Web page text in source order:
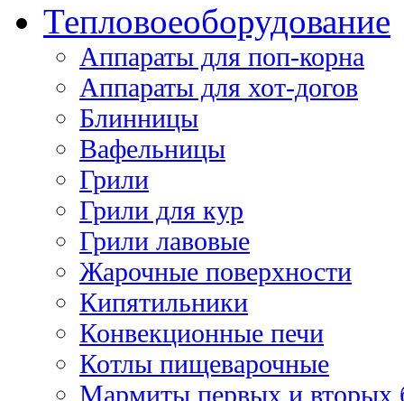
Тепловоеоборудование
Аппараты для поп-корна
Аппараты для хот-догов
Блинницы
Вафельницы
Грили
Грили для кур
Грили лавовые
Жарочные поверхности
Кипятильники
Конвекционные печи
Котлы пищеварочные
Мармиты первых и вторых